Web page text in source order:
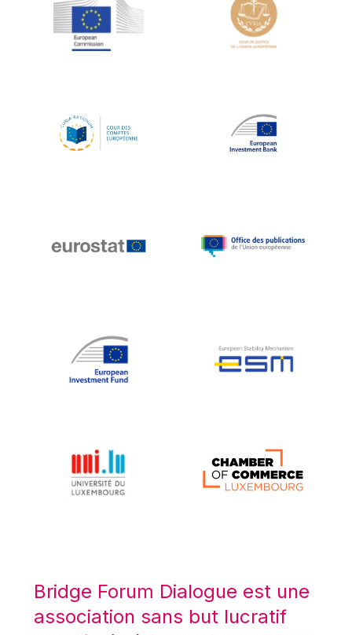
Jean-Louis Schiltz
Jean-Victor Louis
Johnny Åkerholm
Katharien L.C. Hunt
Klaus-Heiner Lehne
Koen LENAERTS
Lars Heikensten
Lucas Papademos
Máire Geoghegan-Quinn
Mario Centeno
Mario Monti
Bridge Forum Dialogue est une
association sans but lucratif